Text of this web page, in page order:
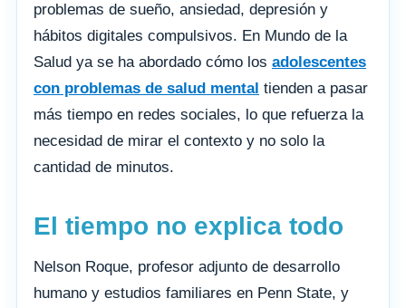
problemas de sueño, ansiedad, depresión y
hábitos digitales compulsivos. En Mundo de la
Salud ya se ha abordado cómo los adolescentes
con problemas de salud mental tienden a pasar
más tiempo en redes sociales, lo que refuerza la
necesidad de mirar el contexto y no solo la
cantidad de minutos.
El tiempo no explica todo
Nelson Roque, profesor adjunto de desarrollo
humano y estudios familiares en Penn State, y